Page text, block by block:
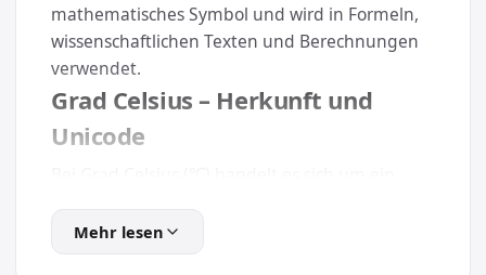
mathematisches Symbol und wird in Formeln,
wissenschaftlichen Texten und Berechnungen
verwendet.
Grad Celsius – Herkunft und
Unicode
gehört zur Kategorie Mathematik und lässt sich
Mehr lesen